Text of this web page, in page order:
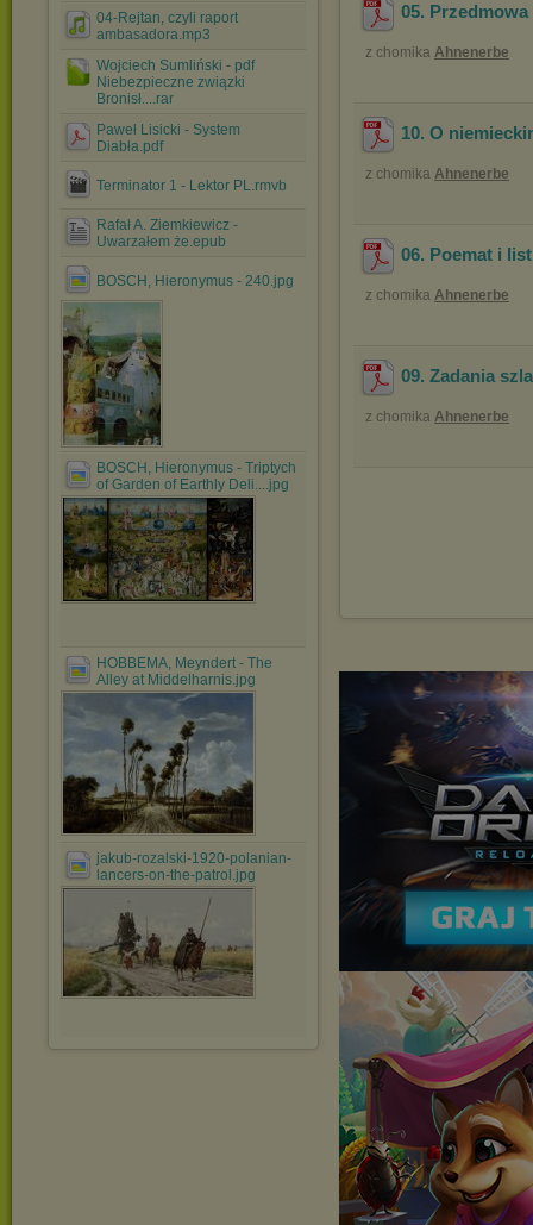
04-Rejtan, czyli raport
ambasadora.mp3
Wojciech Sumliński - pdf
Niebezpieczne związki
Bronisł....rar
Paweł Lisicki - System
Diabła.pdf
Terminator 1 - Lektor PL.rmvb
Rafał A. Ziemkiewicz -
Uwarzałem że.epub
BOSCH, Hieronymus - 240.jpg
BOSCH, Hieronymus - Triptych
of Garden of Earthly Deli....jpg
HOBBEMA, Meyndert - The
Alley at Middelharnis.jpg
jakub-rozalski-1920-polanian-
lancers-on-the-patrol.jpg
05.
z chomika Ahnenerbe
10. O
z chomika Ahnenerbe
06. Poemat i
z chomika Ahnenerbe
09. Zadania
z chomika Ahnenerbe